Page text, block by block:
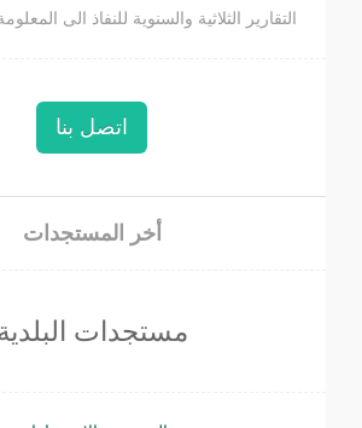
التقارير الثلاثية والسنوية للنفاذ الى
اتصل بنا
أخر المستجدات
مستجدات